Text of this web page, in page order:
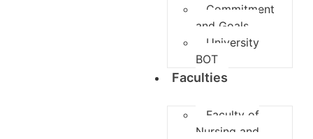
Commitment
and Goals
University
BOT
Faculties
Faculty of
Nursing and